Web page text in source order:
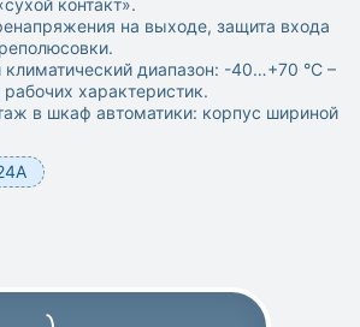
на выходе, защита входа
диапазон: -40…+70 °С –
характеристик.
в шкаф автоматики: корпус шириной